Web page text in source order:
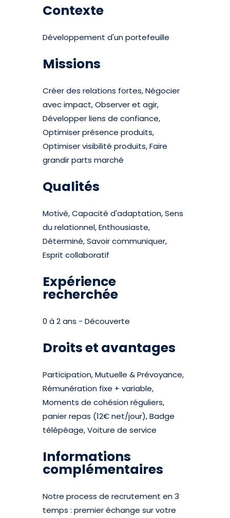
Contexte
Développement d'un portefeuille
Missions
Créer des relations fortes, Négocier
avec impact, Observer et agir,
Développer liens de confiance,
Optimiser présence produits,
Optimiser visibilité produits, Faire
grandir parts marché
Qualités
Motivé, Capacité d'adaptation, Sens
du relationnel, Enthousiaste,
Déterminé, Savoir communiquer,
Esprit collaboratif
Expérience
recherchée
0 à 2 ans - Découverte
Droits et avantages
Participation, Mutuelle & Prévoyance,
Rémunération fixe + variable,
Moments de cohésion réguliers,
panier repas (12€ net/jour), Badge
télépéage, Voiture de service
Informations
complémentaires
Notre process de recrutement en 3
temps : premier échange sur votre